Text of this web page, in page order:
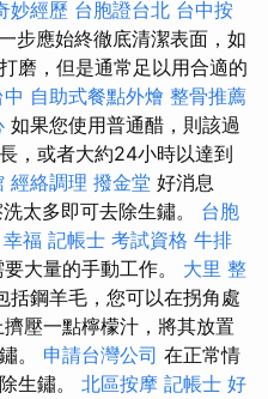
妙經歷 台胞證台北 台中按
步應始終徹底清潔表面，如
磨，但是通常足以用合適的
自助式餐點外燴 整骨推薦
如果您使用普通醋，則該過
，或者大約24小時以達到
經絡調理 撥金堂 好消息
太多即可去除生鏽。 台胞
福 記帳士 考試資格 牛排
大量的手動工作。 大里 整
括鋼羊毛，您可以在拐角處
壓一點檸檬汁，將其放置
。 申請台灣公司 在正常情
生鏽。 北區按摩 記帳士 好